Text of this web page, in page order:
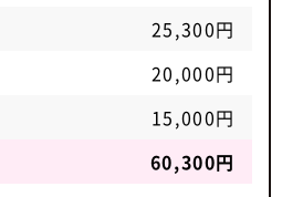
25,300円
20,000円
15,000円
60,300円